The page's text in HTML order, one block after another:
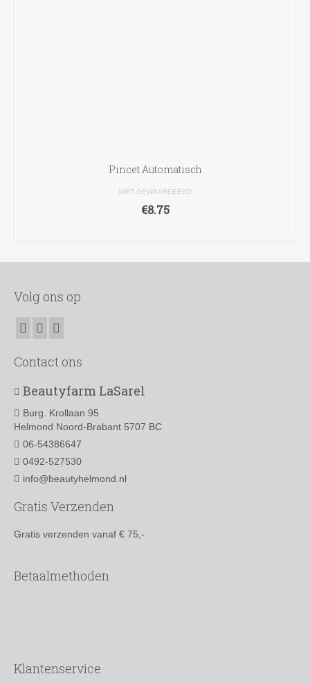
Pincet Automatisch
NIET GEWAARDEERD
€8.75
Volg ons op:
Contact ons
Beautyfarm LaSarel
Burg. Krollaan 95
Helmond Noord-Brabant 5707 BC
06-54386647
0492-527530
info@beautyhelmond.nl
Gratis Verzenden
Gratis verzenden vanaf € 75,-
Betaalmethoden
Klantenservice